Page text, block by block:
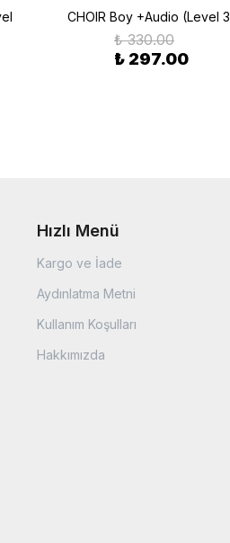
CHOIR Boy +Audio (Level
₺ 330.00
₺ 297.00
Hızlı Menü
Kargo ve İade
Aydınlatma Metni
Kullanım Koşulları
Hakkımızda